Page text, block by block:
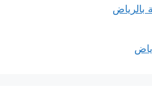
بالرياض